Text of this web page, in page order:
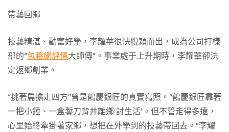
帶藝回鄉
技藝精湛、勤奮好學，李耀華很快脫穎而出，成為公司打樣
部的“包養網評價大師傅”。事業處于上升期時，李耀華卻決
定返鄉創業。
“挑著扁擔走四方”曾是鶴慶銀匠的真實寫照。“鶴慶銀匠靠著
一把小錘、一盒鏨刀背井離鄉‘討生活’。但不管走得多遠，
心里始終牽掛著家鄉，想把在外學到的技藝帶回去。”李耀